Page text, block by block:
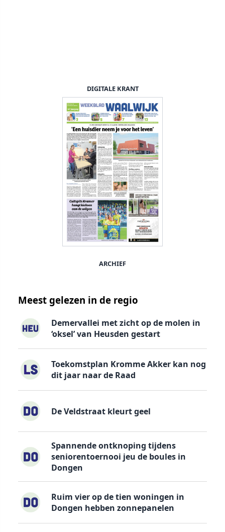
DIGITALE KRANT
ARCHIEF
Meest gelezen in de regio
Demervallei met zicht op de molen in
‘oksel’ van Heusden gestart
Toekomstplan Kromme Akker kan nog
dit jaar naar de Raad
De Veldstraat kleurt geel
Spannende ontknoping tijdens
seniorentoernooi jeu de boules in
Dongen
Ruim vier op de tien woningen in
Dongen hebben zonnepanelen